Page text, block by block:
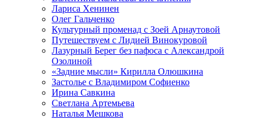
Лариса Хенинен
Олег Гальченко
Культурный променад с Зоей Арнаутовой
Путешествуем с Лидией Винокуровой
Лазурный Берег без пафоса с Александрой
Озолиной
«Задние мысли» Кирилла Олюшкина
Застолье с Владимиром Софиенко
Ирина Савкина
Светлана Артемьева
Наталья Мешкова